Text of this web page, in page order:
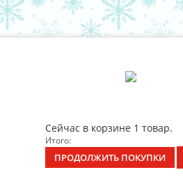
Сейчас в корзине 1 товар.
Итого:
ПРОДОЛЖИТЬ ПОКУПКИ